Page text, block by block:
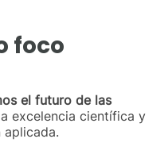
foco
el futuro de las
excelencia científica y
aplicada.